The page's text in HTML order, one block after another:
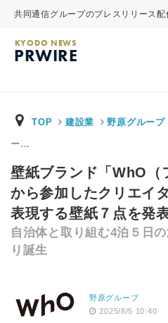
共同通信グループのプレスリリース配
KYODO NEWS
PRWIRE
TOP 建設業 野原グループ
ー…
壁紙ブランド「WhO（
から参加したクリエイ
表現する壁紙７点を発
自治体と取り組む4泊５日
り誕生
野原グループ
2025/8/5 10:40